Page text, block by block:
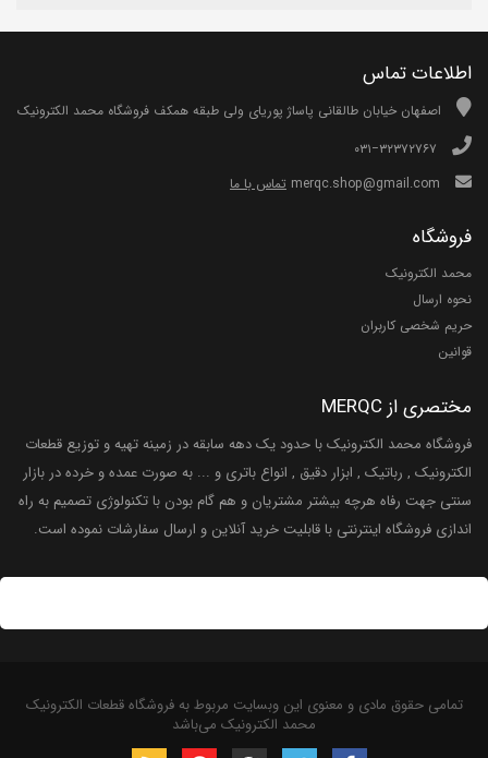
اطلاعات تماس
اصفهان خیابان طالقانی پاساژ پوریای ولی طبقه همکف فروشگاه محمد الکترونیک
تماس با ما
فروشگاه
محمد الکترونیک
نحوه ارسال
حریم شخصی کاربران
قوانین
مختصری از MERQC
فروشگاه محمد الکترونیک با حدود یک دهه سابقه در زمینه تهیه و توزیع قطعات
الکترونیک , رباتیک , ابزار دقیق , انواع باتری و ... به صورت عمده و خرده در بازار
سنتی جهت رفاه هرچه بیشتر مشتریان و هم گام بودن با تکنولوژی تصمیم به راه
اندازی فروشگاه اینترنتی با قابلیت خرید آنلاین و ارسال سفارشات نموده است.
تمامی حقوق مادی و معنوی این وبسایت مربوط به فروشگاه قطعات الکترونیک
محمد الکترونیک می‌باشد